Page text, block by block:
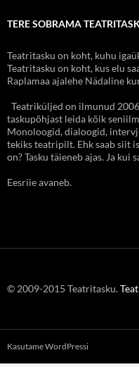
TERE SOBRAMA
Teatritasku on koht, kuhu
Teatritasku on koht, kus elu
Raplamaa ajalehe Nädaline
Teatriküljed on ilmunud
taskupõhjast leida kõik
Monoloogid, dialoogid,
tekiks teatripilt. Ehk saab siit
on? Tasku täieneb ajas. Ja kui
Eesriie avaneb.
© 2009-2015 Teatritasku.
Kasutame WordPressi